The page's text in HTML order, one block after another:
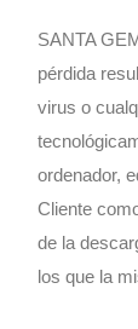
SANTA
pérdida
virus o
ordenador,
Cliente
de la
los que la